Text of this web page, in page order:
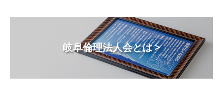
岐阜倫理法人会とは >